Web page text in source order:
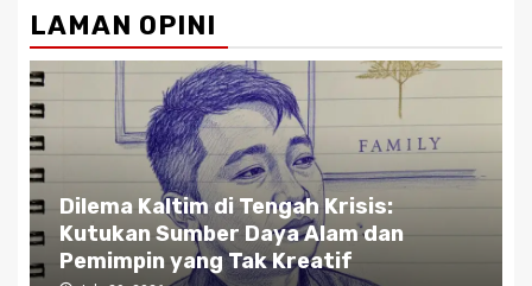
LAMAN OPINI
Dilema Kaltim di Tengah Krisis:
Kutukan Sumber Daya Alam dan
Pemimpin yang Tak Kreatif